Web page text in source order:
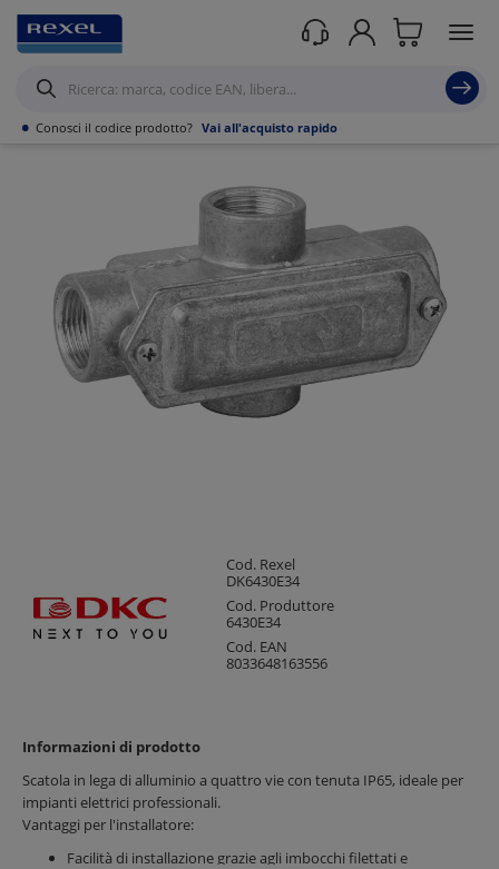
• Conosci il codice prodotto? Vai all'acquisto rapido
Prodotti /Automazione industriale Pneumatica/ Tubi e Raccordi/
Cod. Rexel
DK6430E34
Cod. Produttore
6430E34
Cod. EAN
8033648163556
Informazioni di prodotto
Scatola in lega di alluminio a quattro vie con tenuta IP65, ideale per
impianti elettrici professionali.
Vantaggi per l'installatore:
Facilità di installazione grazie agli imbocchi filettati e